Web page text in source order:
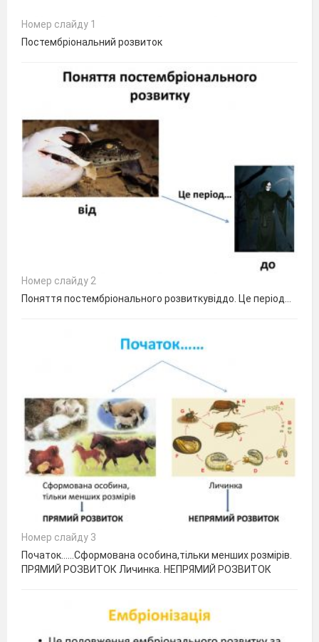
Номер слайду 1
Постембріональний розвиток
Номер слайду 2
Поняття постембріонального розвиткувіддо. Це період…
Номер слайду 3
Початок……Сформована особина,тільки менших розмірів.
ПРЯМИЙ РОЗВИТОК Личинка. НЕПРЯМИЙ РОЗВИТОК